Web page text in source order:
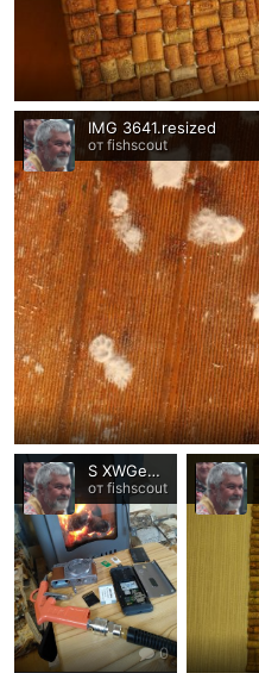
IMG 3641.resized
от fishscout
S XWGeGoDX8
от fishscout
0